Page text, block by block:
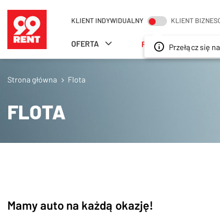
Przełącz się
KLIENT INDYWIDUALNY KLIENT
SZUKAJ
OFERTA FLOTA
Strona główna Flota
FLOTA
Mamy auto na każdą okazję!